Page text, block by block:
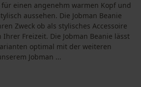
einen angenehm warmen Kopf und
aussehen. Die Jobman Beanie
Zweck ob als stylisches Accessoire
Freizeit. Die Jobman Beanie lässt
optimal mit der weiteren
Jobman ...